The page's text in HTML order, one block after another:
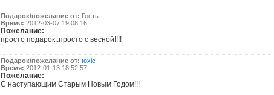
Подарок/пожелание от: Гость
Время: 2012-03-07 19:08:16
Пожелание:
просто подарок..просто с весной!!!!
Подарок/пожелание от: toxic
Время: 2012-01-13 18:52:57
Пожелание:
С наступающим Старым Новым Годом!!!